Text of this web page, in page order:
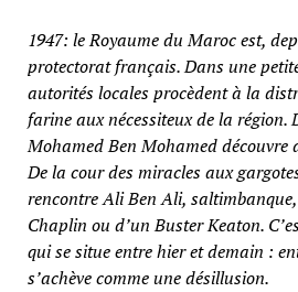
1947: le Royaume du Maroc est,
protectorat français. Dans une
autorités locales procèdent à la
farine aux nécessiteux de la région.
Mohamed Ben Mohamed découvre
De la cour des miracles aux
rencontre Ali Ben Ali,
Chaplin ou d’un Buster Keaton.
qui se situe entre hier et demain :
s’achève comme une désillusion.